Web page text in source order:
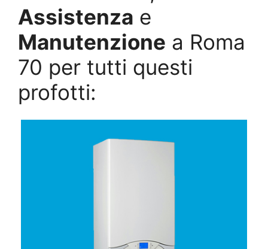
Assistenza e
Manutenzione a Roma
70 per tutti questi
profotti: